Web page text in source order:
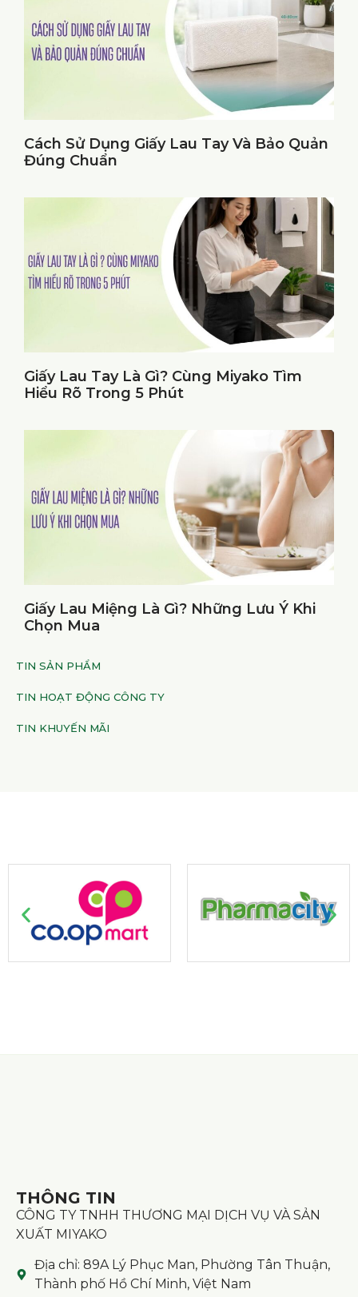
Cách Sử Dụng Giấy Lau Tay Và Bảo Quản
Đúng Chuẩn
Giấy Lau Tay Là Gì? Cùng Miyako Tìm
Hiểu Rõ Trong 5 Phút
Giấy Lau Miệng Là Gì? Những Lưu Ý Khi
Chọn Mua
TIN SẢN PHẨM
TIN HOẠT ĐỘNG CÔNG TY
TIN KHUYẾN MÃI
THÔNG TIN
CÔNG TY TNHH THƯƠNG MẠI DỊCH VỤ VÀ SẢN
XUẤT MIYAKO
Địa chỉ: 89A Lý Phục Man, Phường Tân Thuận,
Thành phố Hồ Chí Minh, Việt Nam